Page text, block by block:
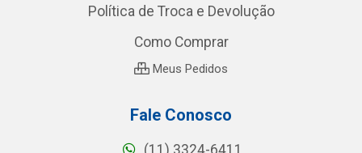
Política de Troca e Devolução
Como Comprar
Meus Pedidos
Fale Conosco
(11) 3324-6411